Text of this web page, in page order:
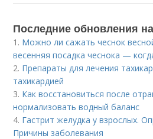
Последние обновления
1. Можно ли сажать чеснок
весенняя посадка чеснока —
2. Препараты для лечения
тахикардией
3. Как восстановиться после
нормализовать водный баланс
4. Гастрит желудка у взрослых.
Причины заболевания